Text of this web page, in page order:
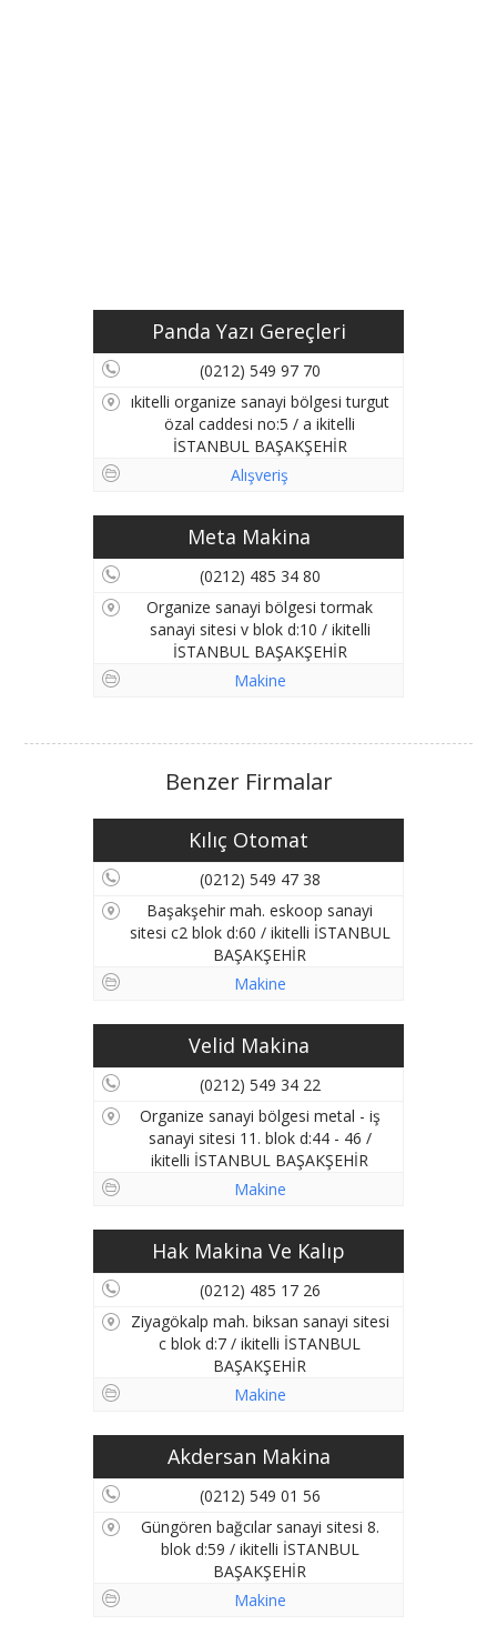
Panda Yazı Gereçleri
(0212) 549 97 70
ıkitelli organize sanayi bölgesi turgut
özal caddesi no:5 / a ikitelli
İSTANBUL BAŞAKŞEHİR
Alışveriş
Meta Makina
(0212) 485 34 80
Organize sanayi bölgesi tormak
sanayi sitesi v blok d:10 / ikitelli
İSTANBUL BAŞAKŞEHİR
Makine
Benzer Firmalar
Kılıç Otomat
(0212) 549 47 38
Başakşehir mah. eskoop sanayi
sitesi c2 blok d:60 / ikitelli İSTANBUL
BAŞAKŞEHİR
Makine
Velid Makina
(0212) 549 34 22
Organize sanayi bölgesi metal - iş
sanayi sitesi 11. blok d:44 - 46 /
ikitelli İSTANBUL BAŞAKŞEHİR
Makine
Hak Makina Ve Kalıp
(0212) 485 17 26
Ziyagökalp mah. biksan sanayi sitesi
c blok d:7 / ikitelli İSTANBUL
BAŞAKŞEHİR
Makine
Akdersan Makina
(0212) 549 01 56
Güngören bağcılar sanayi sitesi 8.
blok d:59 / ikitelli İSTANBUL
BAŞAKŞEHİR
Makine